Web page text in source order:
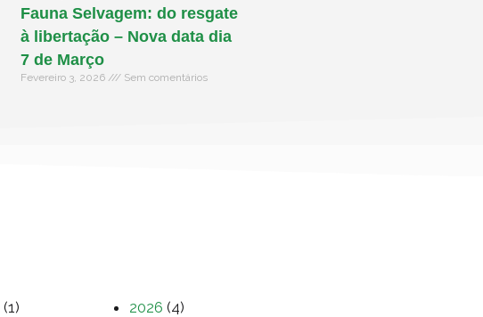
Fauna Selvagem: do resgate
à libertação – Nova data dia
7 de Março
Fevereiro 3, 2026 Sem comentários
(1)
2026 (4)